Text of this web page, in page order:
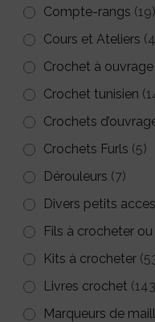
Compte-rangs (19)
Cours et Ateliers
Crochet à ouvrage
Crochet tunisien
Crochets
Crochets Furls (5)
Dérouleurs (7)
Divers petits
Fils à crocheter
Kits à crocheter
Livres crochet
Marqueurs de